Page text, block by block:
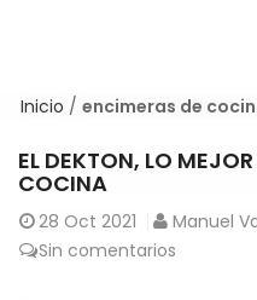
Inicio / encimeras de
EL DEKTON, LO
COCINA
28 Oct 2021 Manuel
Sin comentarios